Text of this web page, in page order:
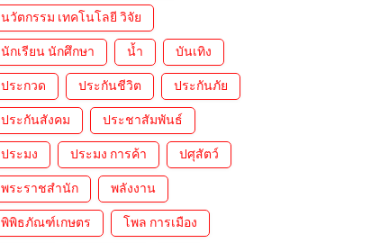
นวัตกรรม เทคโนโลยี วิจัย
นักเรียน นักศึกษา น้ำ บันเทิง
ประกวด ประกันชีวิต ประกันภัย
ประกันสังคม ประชาสัมพันธ์
ประมง ประมง การค้า ปศุสัตว์
พระราชสำนัก พลังงาน
พิพิธภัณฑ์เกษตร โพล การเมือง